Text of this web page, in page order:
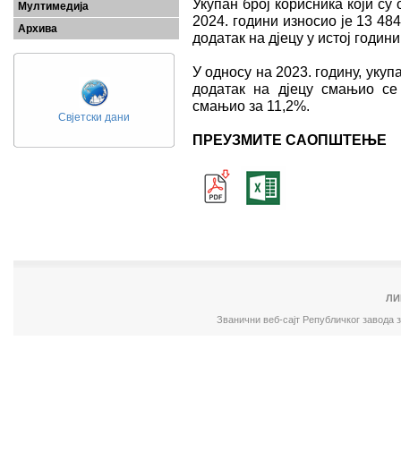
Мултимедија
Архива
Свјетски дани
Укупан број корисника који
2024. години износиo je 13
додатак на дјецу у истој
У односу на 2023. годину,
додатак на дјецу смањио
смањио за 11,2%.
ПРЕУЗМИТЕ САОПШТЕЊЕ
Званични веб-сајт Републичког